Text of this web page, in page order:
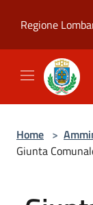
Regione
Home >
Giunta